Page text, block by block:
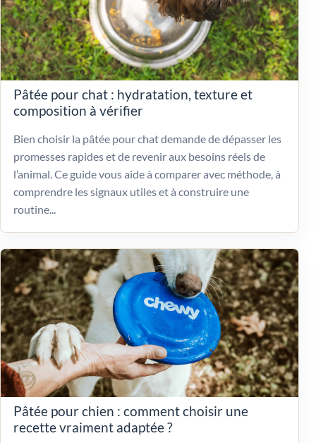
Pâtée pour chat : hydratation, texture et
composition à vérifier
Bien choisir la pâtée pour chat demande de dépasser les
promesses rapides et de revenir aux besoins réels de
l’animal. Ce guide vous aide à comparer avec méthode, à
comprendre les signaux utiles et à construire une
routine...
Pâtée pour chien : comment choisir une
recette vraiment adaptée ?